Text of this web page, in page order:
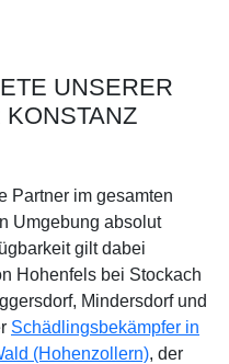
UNSERER
Partner im gesamten
Umgebung absolut
gilt dabei
Hohenfels bei Stockach
Mindersdorf und
Schädlingsbekämpfer in
(Hohenzollern), der